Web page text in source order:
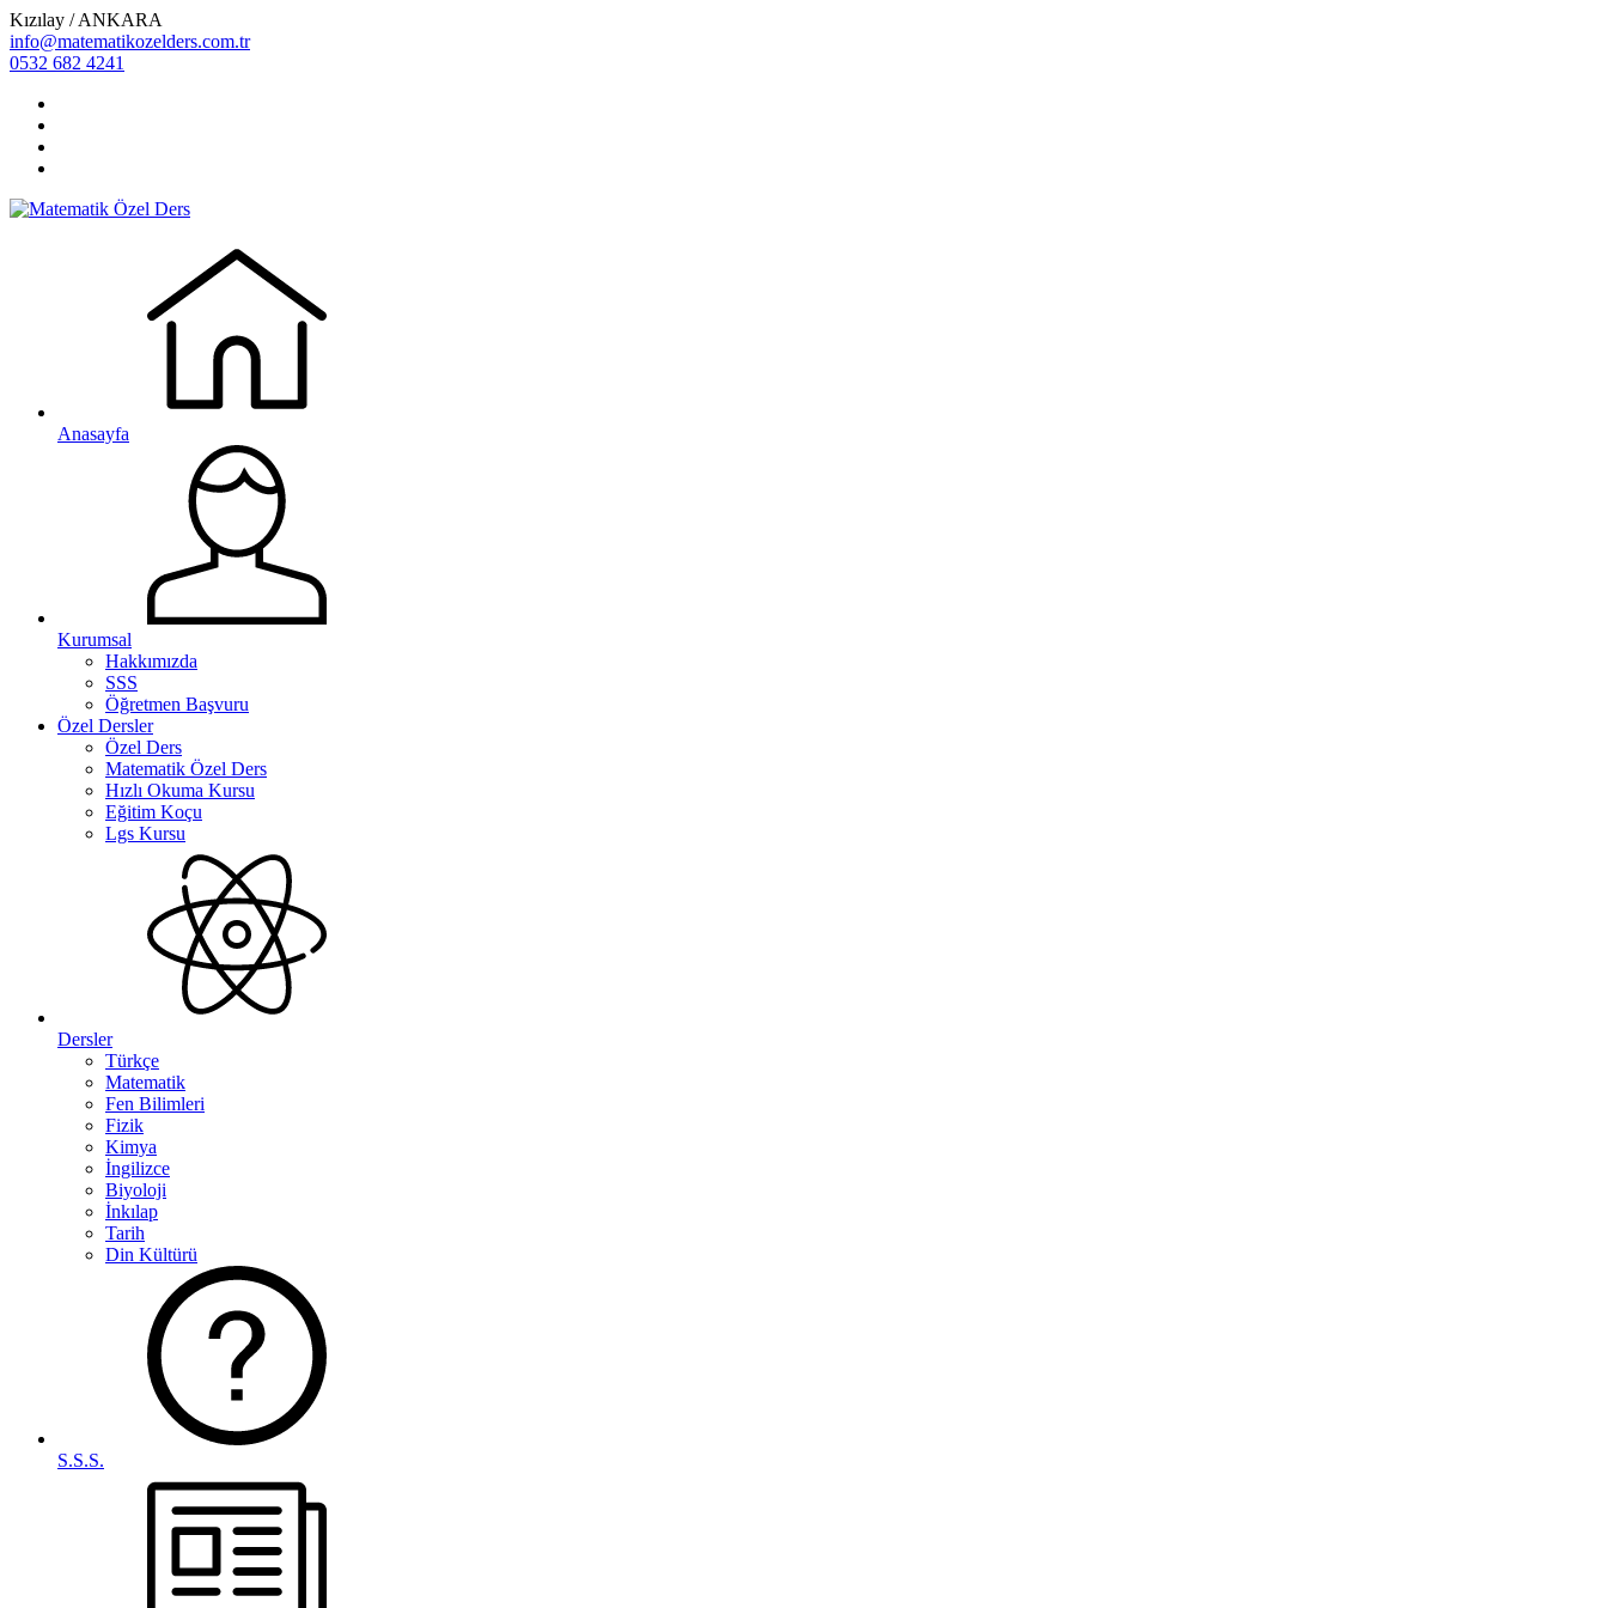
Kızılay / ANKARA
info@matematikozelders.com.tr
0532 682 4241
Anasayfa
Kurumsal
Hakkımızda
SSS
Öğretmen Başvuru
Özel Dersler
Özel Ders
Matematik Özel Ders
Hızlı Okuma Kursu
Eğitim Koçu
Lgs Kursu
Dersler
Türkçe
Matematik
Fen Bilimleri
Fizik
Kimya
İngilizce
Biyoloji
İnkılap
Tarih
Din Kültürü
S.S.S.